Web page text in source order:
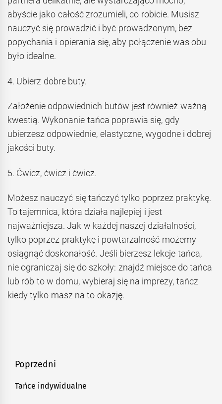
abyście jako całość zrozumieli, co robicie. Musisz
nauczyć się prowadzić i być prowadzonym, bez
popychania i opierania się, aby połączenie was obu
było idealne.
4. Ubierz dobre buty.
Założenie odpowiednich butów jest również ważną
kwestią. Wykonanie tańca poprawia się, gdy
ubierzesz odpowiednie, elastyczne, wygodne i dobrej
jakości buty.
5. Ćwicz, ćwicz i ćwicz.
Możesz nauczyć się tańczyć tylko poprzez praktykę.
To tajemnica, która działa najlepiej i jest
najważniejsza. Jak w każdej naszej działalności,
tylko poprzez praktykę i powtarzalność możemy
osiągnąć doskonałość. Jeśli bierzesz lekcje tańca,
nie ograniczaj się do szkoły: znajdź miejsce do tańca
lub rób to w domu, wybieraj się na imprezy, tańcz
kiedy tylko masz na to okazję.
Nawigacja
wpisu
Poprzedni
Poprzedni
Tańce indywidualne